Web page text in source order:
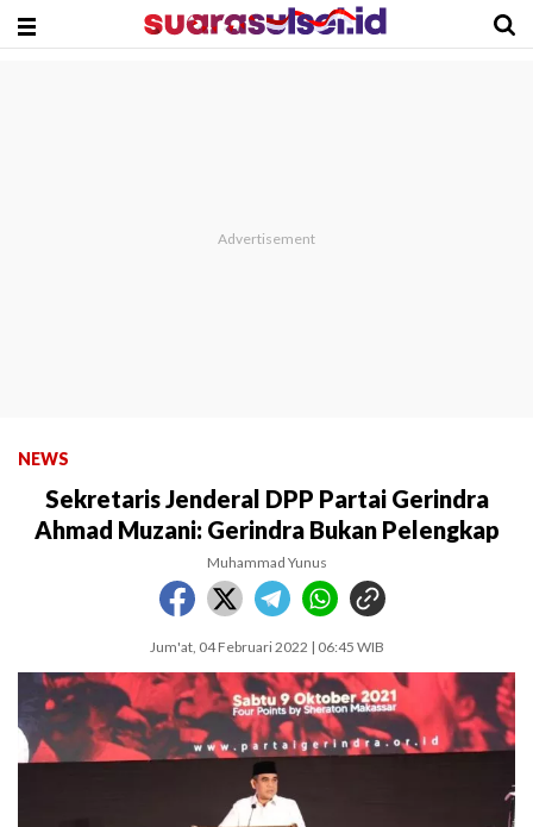
NEWS
Sekretaris Jenderal DPP Partai Gerindra
Ahmad Muzani: Gerindra Bukan Pelengkap
Muhammad Yunus
Jum'at, 04 Februari 2022 | 06:45 WIB